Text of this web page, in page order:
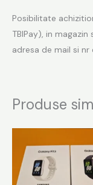
Posibilitate
TBIPay), in
adresa de mail si
Produse
a
fost:
219.00 lei.